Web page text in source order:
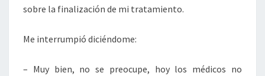
sobre la finalización de mi tratamiento.
Me interrumpió diciéndome:
– Muy bien, no se preocupe, hoy los médicos no